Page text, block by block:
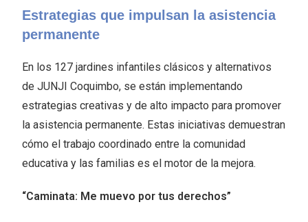
Estrategias que impulsan la asistencia
permanente
En los 127 jardines infantiles clásicos y alternativos
de JUNJI Coquimbo, se están implementando
estrategias creativas y de alto impacto para promover
la asistencia permanente. Estas iniciativas demuestran
cómo el trabajo coordinado entre la comunidad
educativa y las familias es el motor de la mejora.
“Caminata: Me muevo por tus derechos”